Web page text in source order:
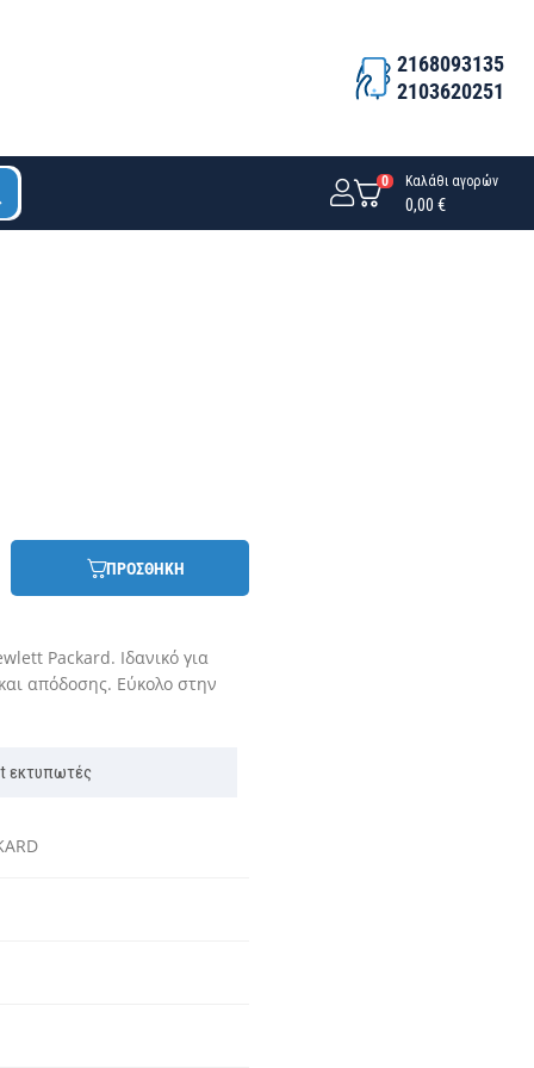
2168093135
2103620251
0 Καλάθι αγορών
0,00 €
ΠΡΟΣΘΗΚΗ
Packard. Ιδανικό για
απόδοσης. Εύκολο στην
εκτυπωτές